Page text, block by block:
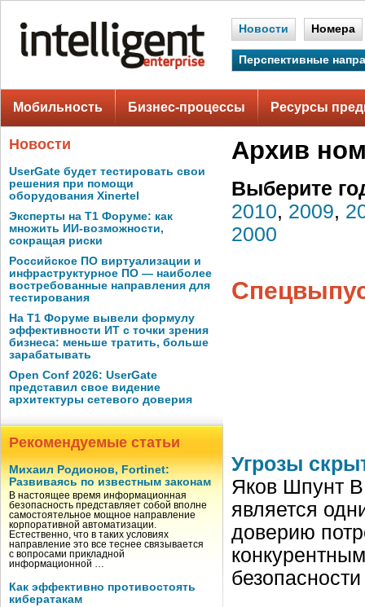
Новости Номера
Перспективные
Мобильность Бизнес-процессы Ресурсы
Новости
UserGate будет тестировать свои
решения при помощи
оборудования Xinertel
Эксперты на Т1 Форуме: как
множить ИИ-возможности,
сокращая риски
Российское ПО виртуализации и
инфраструктурное ПО — наиболее
востребованные направления для
тестирования
На Т1 Форуме вывели формулу
эффективности ИТ с точки зрения
бизнеса: меньше тратить, больше
зарабатывать
Open Conf 2026: UserGate
представил свое видение
архитектуры сетевого доверия
Рекомендуемые статьи
Михаил Родионов, Fortinet:
Развиваясь по известным законам
В настоящее время информационная
безопасность представляет собой вполне
самостоятельное мощное направление
корпоративной автоматизации.
Естественно, что в таких условиях
направление это все теснее связывается
с вопросами прикладной
информационной …
Как эффективно противостоять
кибератакам
Архив
Выберите
2010, 2009,
2000
Угрозы
Яков Шпунт
является
доверию